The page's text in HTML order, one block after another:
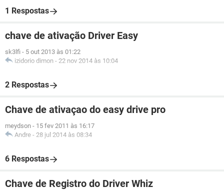
1 Respostas
chave de ativação Driver Easy
sk3lfi - 5 out 2013 às 01:22
izidorio dimon - 22 nov 2014 às 10:04
2 Respostas
Chave de ativaçao do easy drive pro
meydson - 15 fev 2011 às 16:17
Andre - 28 jul 2014 às 08:34
6 Respostas
Chave de Registro do Driver Whiz